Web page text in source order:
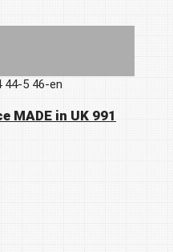
44-5 46-en
MADE in UK 991